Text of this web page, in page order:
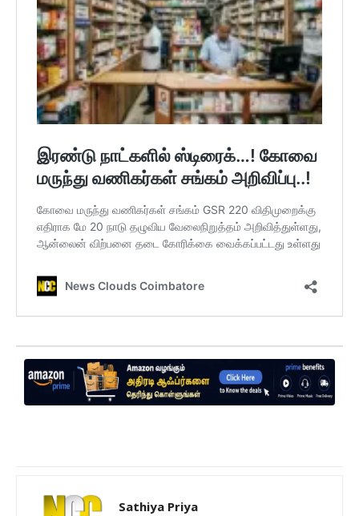
Sathiya Priya